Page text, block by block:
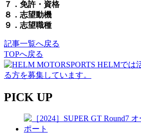
７．免許・資格
８．志望動機
９．志望職種
記事一覧へ戻る
TOPへ戻る
PICK UP